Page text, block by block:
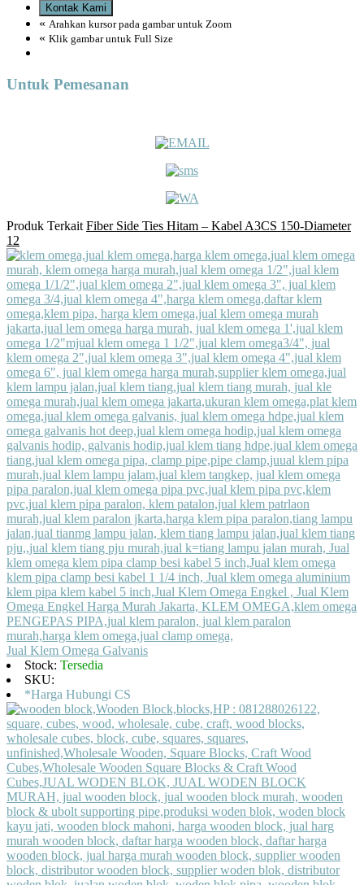
Kontak Kami
« Arahkan kursor pada gambar untuk Zoom
« Klik gambar untuk Full Size
Untuk Pemesanan
Produk Terkait Fiber Side Ties Hitam – Kabel A3CS 150-Diameter
12
Jual Klem Omega Galvanis
Stock: Tersedia
SKU:
*Harga Hubungi CS